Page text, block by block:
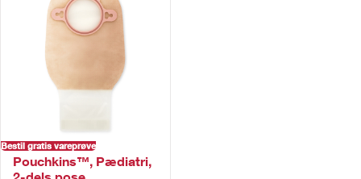
Bestil gratis vareprøve
Pouchkins™, Pædiatri,
2-dels pose